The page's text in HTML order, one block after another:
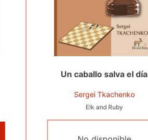
Un caballo salva el día
Sergei Tkachenko
Elk and Ruby